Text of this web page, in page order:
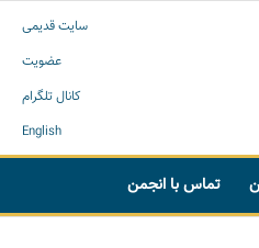
سایت قدیمی
عضویت
کانال تلگرام
English
تماس با انجمن